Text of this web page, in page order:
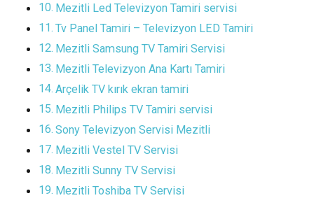
Mezitli Led Televizyon Tamiri servisi
Tv Panel Tamiri – Televizyon LED Tamiri
Mezitli Samsung TV Tamiri Servisi
Mezitli Televizyon Ana Kartı Tamiri
Arçelik TV kırık ekran tamiri
Mezitli Philips TV Tamiri servisi
Sony Televizyon Servisi Mezitli
Mezitli Vestel TV Servisi
Mezitli Sunny TV Servisi
Mezitli Toshiba TV Servisi